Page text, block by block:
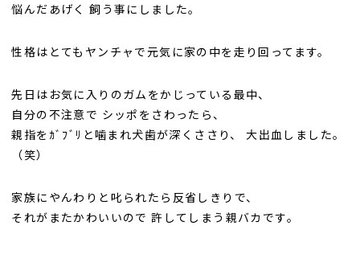
悩んだあげく 飼う事にしました。
性格はとてもヤンチャで元気に家の中を走り回ってます。
先日はお気に入りのガムをかじっている最中、
自分の不注意で シッポをさわったら、
親指をｶﾞﾌﾞﾘと噛まれ犬歯が深くささり、 大出血しました。
（笑）
家族にやんわりと叱られたら反省しきりで、
それがまたかわいいので 許してしまう親バカです。